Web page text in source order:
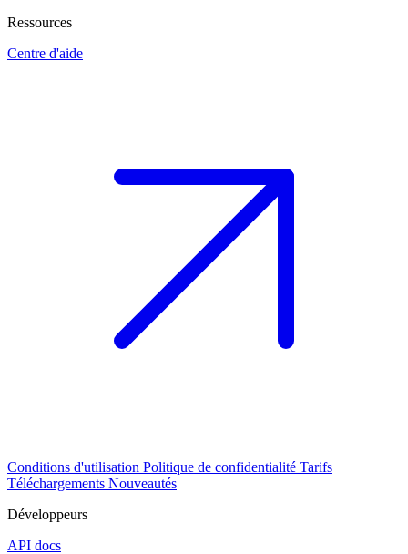
Ressources
Centre d'aide
Conditions d'utilisation Politique de confidentialité Tarifs
Téléchargements Nouveautés
Développeurs
API docs